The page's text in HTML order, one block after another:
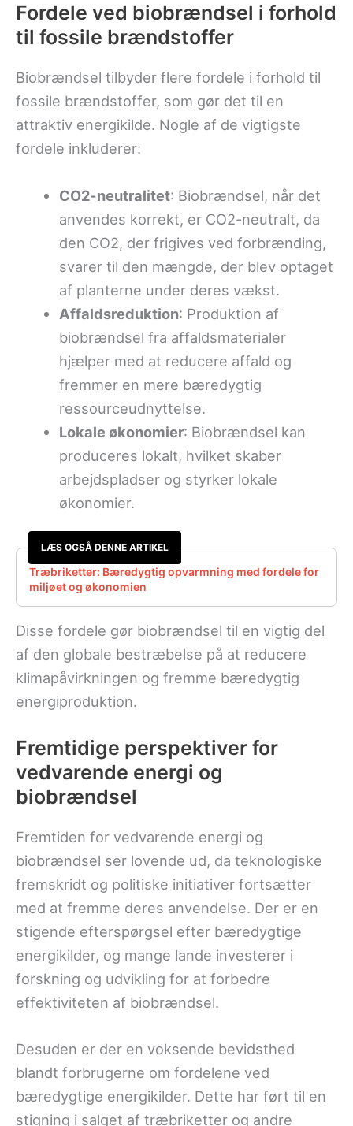
Fordele ved biobrændsel i forhold
til fossile brændstoffer
Biobrændsel tilbyder flere fordele i forhold til
fossile brændstoffer, som gør det til en
attraktiv energikilde. Nogle af de vigtigste
fordele inkluderer:
CO2-neutralitet: Biobrændsel, når det
anvendes korrekt, er CO2-neutralt, da
den CO2, der frigives ved forbrænding,
svarer til den mængde, der blev optaget
af planterne under deres vækst.
Affaldsreduktion: Produktion af
biobrændsel fra affaldsmaterialer
hjælper med at reducere affald og
fremmer en mere bæredygtig
ressourceudnyttelse.
Lokale økonomier: Biobrændsel kan
produceres lokalt, hvilket skaber
arbejdspladser og styrker lokale
økonomier.
LÆS OGSÅ DENNE ARTIKEL
Træbriketter: Bæredygtig opvarmning med fordele for
miljøet og økonomien
Disse fordele gør biobrændsel til en vigtig del
af den globale bestræbelse på at reducere
klimapåvirkningen og fremme bæredygtig
energiproduktion.
Fremtidige perspektiver for
vedvarende energi og
biobrændsel
Fremtiden for vedvarende energi og
biobrændsel ser lovende ud, da teknologiske
fremskridt og politiske initiativer fortsætter
med at fremme deres anvendelse. Der er en
stigende efterspørgsel efter bæredygtige
energikilder, og mange lande investerer i
forskning og udvikling for at forbedre
effektiviteten af biobrændsel.
Desuden er der en voksende bevidsthed
blandt forbrugerne om fordelene ved
bæredygtige energikilder. Dette har ført til en
stigning i salget af træbriketter og andre